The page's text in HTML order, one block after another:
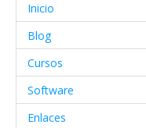
Inicio
Blog
Cursos
Software
Enlaces